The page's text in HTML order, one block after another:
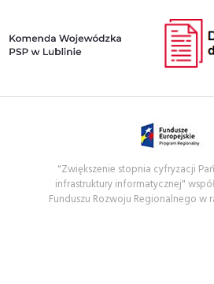
"Zwiększenie stopnia cyfryzacji
infrastruktury informatycznej"
Funduszu Rozwoju Regionalnego